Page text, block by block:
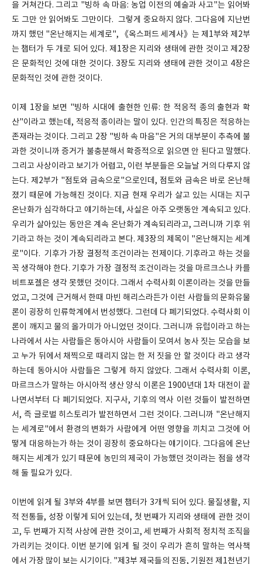
을 거쳐간다. 그리고 "빙하 속 마음: 농업 이전의 예술과 사고"는 읽어봐
도 그만 안 읽어봐도 그만이다. 그렇게 중요하지 않다. 그다음에 지난번
까지 했던 "온난해지는 세계로", 《옥스퍼드 세계사》는 제1부와 제2부
는 챕터가 두 개로 되어 있다. 제1장은 지리와 생태에 관한 것이고 제2장
은 문화적인 것에 대한 것이다. 3장도 지리와 생태에 관한 것이고 4장은
문화적인 것에 관한 것이다.
이제 1장을 보면 "빙하 시대에 출현한 인류: 한 적응적 종의 출현과 확
산"이라고 했는데, 적응적 종이라는 말이 있다. 인간의 특징은 적응하는
존재라는 것이다. 그리고 2장 "빙하 속 마음"은 거의 대부분이 추측에 불
과한 것이니까 증거가 불충분해서 확증적으로 읽으면 안 된다고 말했다.
그리고 사상이라고 보기가 어렵고, 이런 부분들은 오늘날 거의 다루지 않
는다. 제2부가 "점토와 금속으로"으로인데, 점토와 금속은 바로 온난해
졌기 때문에 가능해진 것이다. 지금 현재 우리가 살고 있는 시대는 지구
온난화가 심각하다고 얘기하는데, 사실은 아주 오랫동안 계속되고 있다.
우리가 살아있는 동안은 계속 온난화가 계속되리라고, 그러니까 기후 위
기라고 하는 것이 계속되리라고 본다. 제3장의 제목이 "온난해지는 세계
로"이다. 기후가 가장 결정적 조건이라는 전제이다. 기후라고 하는 것을
꼭 생각해야 한다. 기후가 가장 결정적 조건이라는 것을 마르크스나 카를
비트포겔은 생각 못했던 것이다. 그래서 수력사회 이론이라는 것을 만들
었고, 그것에 근거해서 한때 마빈 해리스라든가 이런 사람들의 문화유물
론이 굉장히 인류학계에서 번성했다. 그런데 다 폐기되었다. 수력사회 이
론이 깨지고 물의 올가미가 아니었던 것이다. 그러니까 유럽이라고 하는
나라에서 사는 사람들은 동아시아 사람들이 모여서 농사 짓는 모습을 보
고 누가 뒤에서 채찍으로 때리지 않는 한 저 짓을 안 할 것이다 라고 생각
하는데 동아시아 사람들은 그렇게 하지 않았다. 그래서 수력사회 이론,
마르크스가 말하는 아시아적 생산 양식 이론은 1900년대 1차 대전이 끝
나면서부터 다 폐기되었다. 지구사, 기후의 역사 이런 것들이 발전하면
서, 즉 글로벌 히스토리가 발전하면서 그런 것이다. 그러니까 "온난해지
는 세계로"에서 환경의 변화가 사람에게 어떤 영향을 끼치고 그것에 어
떻게 대응하는가 하는 것이 굉장히 중요하다는 얘기이다. 그다음에 온난
해지는 세계가 있기 때문에 농민의 제국이 가능했던 것이라는 점을 생각
해 둘 필요가 있다.
이번에 읽게 될 3부와 4부를 보면 챕터가 3개씩 되어 있다. 물질생활, 지
적 전통들, 성장 이렇게 되어 있는데, 첫 번째가 지리와 생태에 관한 것이
고, 두 번째가 지적 사상에 관한 것이고, 세 번째가 사회적 정치적 조직을
가리키는 것이다. 이번 분기에 읽게 될 것이 우리가 흔히 말하는 역사책
에서 가장 많이 보는 시기이다. "제3부 제국들의 진동, 기원전 제1천년기